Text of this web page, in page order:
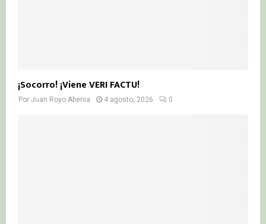
¡Socorro! ¡Viene VERI FACTU!
Por Juan Royo Abenia 4 agosto, 2026 0